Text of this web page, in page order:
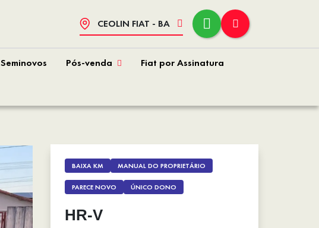
CEOLIN FIAT - BA
Seminovos Pós-venda Fiat por Assinatura
BAIXA KM MANUAL DO PROPRIETÁRIO
PARECE NOVO ÚNICO DONO
HR-V